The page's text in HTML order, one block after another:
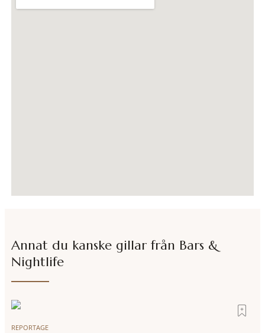
Annat du kanske gillar från Bars &
Nightlife
REPORTAGE